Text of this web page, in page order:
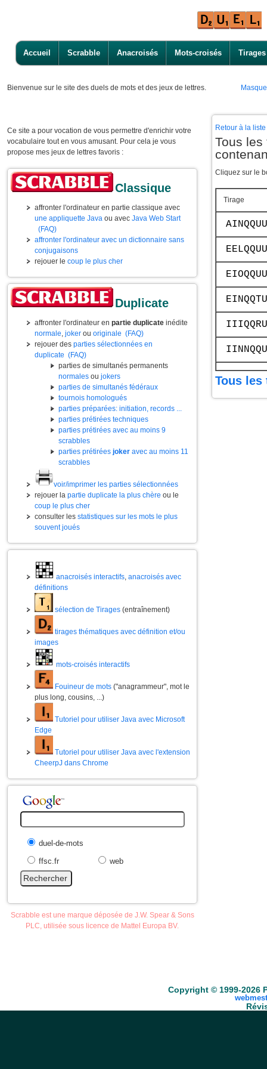
Accueil Scrabble Anacroisés Mots-croisés Tirages
Bienvenue sur le site des duels de mots et des jeux de lettres.
Ce site a pour vocation de vous permettre d'enrichir votre
vocabulaire tout en vous amusant. Pour cela je vous
propose mes jeux de lettres favoris :
Classique
affronter l'ordinateur en partie classique avec
une appliquette Java ou avec Java Web Start
(FAQ)
affronter l'ordinateur avec un dictionnaire sans
conjugaisons
rejouer le coup le plus cher
Duplicate
affronter l'ordinateur en partie duplicate inédite
normale, joker ou originale (FAQ)
rejouer des parties sélectionnées en
duplicate (FAQ)
parties de simultanés permanents
normales ou jokers
parties de simultanés fédéraux
tournois homologués
parties préparées: initiation, records ...
parties prétirées techniques
parties prétirées avec au moins 9
scrabbles
parties prétirées joker avec au moins 11
scrabbles
voir/imprimer les parties sélectionnées
rejouer la partie duplicate la plus chère ou le
coup le plus cher
consulter les statistiques sur les mots le plus
souvent joués
anacroisés interactifs, anacroisés avec
définitions
sélection de Tirages (entraînement)
tirages thématiques avec définition et/ou
images
mots-croisés interactifs
Fouineur de mots ("anagrammeur", mot le
plus long, cousins, ...)
Tutoriel pour utiliser Java avec Microsoft
Edge
Tutoriel pour utiliser Java avec l'extension
CheerpJ dans Chrome
duel-de-mots
ffsc.fr
web
Scrabble est une marque déposée de J.W. Spear & Sons
PLC, utilisée sous licence de Mattel Europa BV.
Retour à la
Tous
Cliquez sur le
Tirage
AINQQUU
EELQQUU
EIOQQUU
Tous les
Copyright © 1999-2026